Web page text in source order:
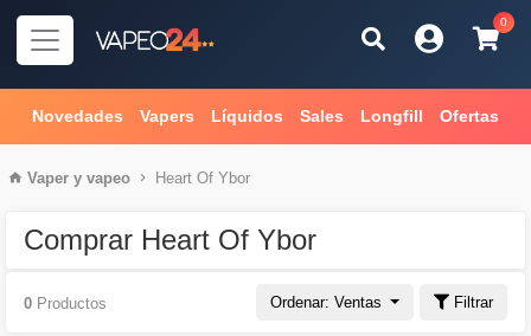
0
Novedades Vapers Líquidos Sales Longfill Ofertas
Vaper y vapeo Heart Of Ybor
Comprar Heart Of Ybor
Ordenar: Ventas Filtrar
0 Productos